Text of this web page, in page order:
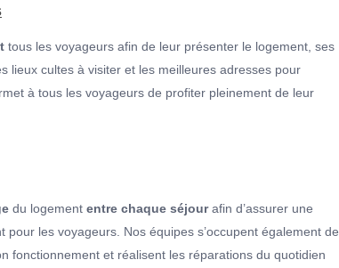
tous les voyageurs afin de leur présenter le logement, ses
lieux cultes à visiter et les meilleures adresses pour
à tous les voyageurs de profiter pleinement de leur
du logement entre chaque séjourafin d’assurer une
les voyageurs. Nos équipes s’occupent également de
fonctionnement et réalisent les réparations du quotidien